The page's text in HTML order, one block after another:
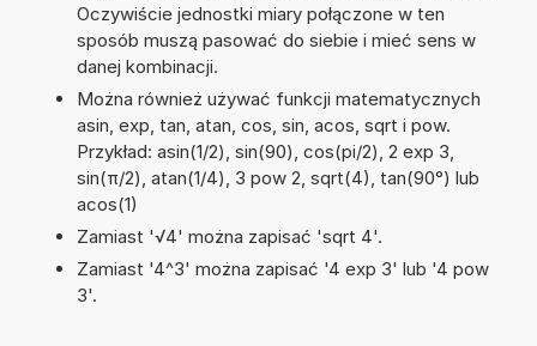
Oczywiście jednostki miary połączone w ten
sposób muszą pasować do siebie i mieć sens w
danej kombinacji.
Można również używać funkcji matematycznych
asin, exp, tan, atan, cos, sin, acos, sqrt i pow.
Przykład: asin(1/2), sin(90), cos(pi/2), 2 exp 3,
sin(π/2), atan(1/4), 3 pow 2, sqrt(4), tan(90°) lub
acos(1)
Zamiast '√4' można zapisać 'sqrt 4'.
Zamiast '4^3' można zapisać '4 exp 3' lub '4 pow
3'.